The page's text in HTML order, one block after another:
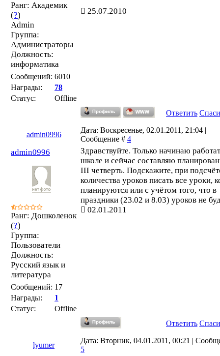
Ранг: Академик
(?)
Admin
Группа:
Администраторы
Должность:
информатика
Сообщений: 6010
Награды:
78
Статус:
Offline
25.07.2010
Ответить
admin0996
Дата: Воскресенье, 02.01.2011, 21:04 |
Сообщение # 4
admin0996
Ранг: Дошколенок
(?)
Группа:
Пользователи
Должность:
Русский язык и
литература
Сообщений: 17
Награды:
1
Статус:
Offline
Здравствуйте. Только начинаю
школе и сейчас составляю
III четверть. Подскажите, при
количества уроков писать все уроки,
планируются или с учётом того, что в
праздники (23.02 и 8.03) уроков не
02.01.2011
Ответить
lyumer
Дата: Вторник, 04.01.2011, 00:21 |
5